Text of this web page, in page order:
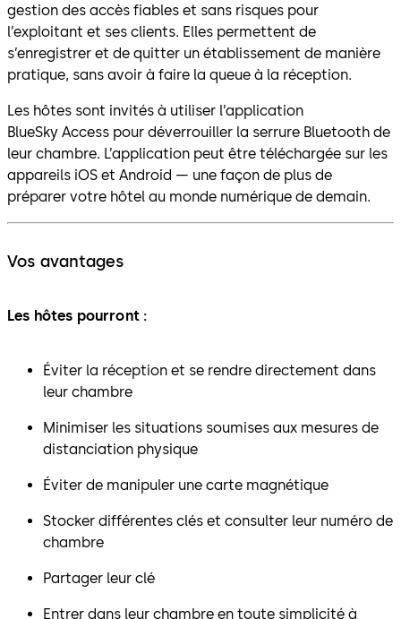
gestion des accès fiables et sans risques pour
l’exploitant et ses clients. Elles permettent de
s’enregistrer et de quitter un établissement de manière
pratique, sans avoir à faire la queue à la réception.
Les hôtes sont invités à utiliser l’application
BlueSky Access pour déverrouiller la serrure Bluetooth de
leur chambre. L’application peut être téléchargée sur les
appareils iOS et Android — une façon de plus de
préparer votre hôtel au monde numérique de demain.
Vos avantages
Les hôtes pourront :
Éviter la réception et se rendre directement dans
leur chambre
Minimiser les situations soumises aux mesures de
distanciation physique
Éviter de manipuler une carte magnétique
Stocker différentes clés et consulter leur numéro de
chambre
Partager leur clé
Entrer dans leur chambre en toute simplicité à